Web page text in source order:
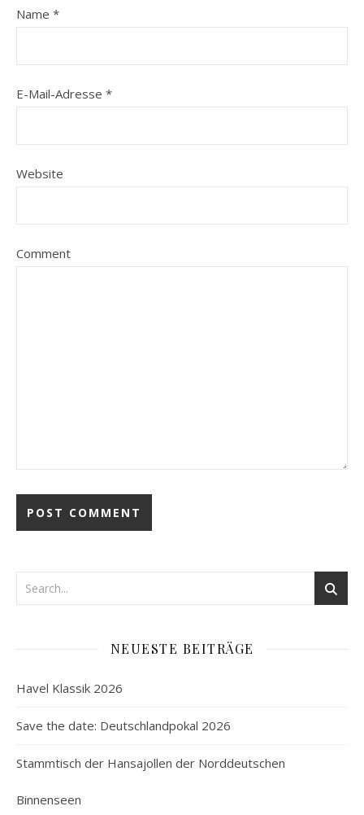
Name *
E-Mail-Adresse *
Website
Comment
NEUESTE BEITRÄGE
Havel Klassik 2026
Save the date: Deutschlandpokal 2026
Stammtisch der Hansajollen der Norddeutschen
Binnenseen